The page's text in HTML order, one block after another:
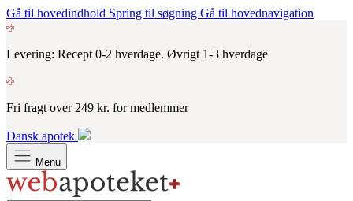
Gå til hovedindhold Spring til søgning Gå til hovednavigation
Levering: Recept 0-2 hverdage. Øvrigt 1-3 hverdage
Fri fragt over 249 kr. for medlemmer
Dansk apotek
Menu